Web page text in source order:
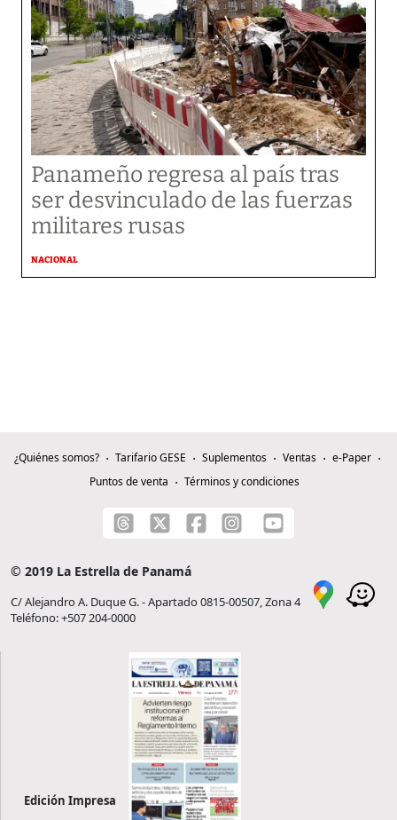
Panameño regresa al país tras
ser desvinculado de las fuerzas
militares rusas
NACIONAL
¿Quiénes somos? Tarifario GESE Suplementos Ventas
e-Paper
Puntos de venta
Términos y condiciones
© 2019 La Estrella de Panamá
C/ Alejandro A. Duque G. - Apartado 0815-00507, Zona 4
Teléfono: +507 204-0000
Edición Impresa